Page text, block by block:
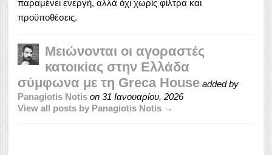
παραμένει ενεργή, αλλά όχι χωρίς φίλτρα και
προϋποθέσεις.
Μειώνονται οι αγοραστές
κατοικίας στην Ελλάδα
σύμφωνα με τη Greca House added by
Panagiotis Notis on 31 Ιανουαρίου, 2026
View all posts by Panagiotis Notis →